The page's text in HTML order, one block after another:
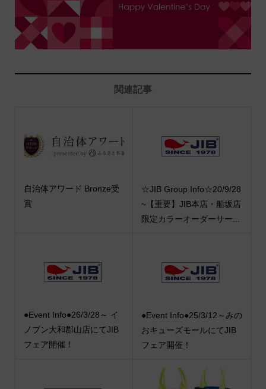
関連記事
自治体アワード Bronze受
賞
☆JIB Group Info☆20/9/28
~【重要】JIB本店・船坂店
限定カラーオーダーサー...
●Event Info●26/3/28～ イ
ノブン大和郡山店にてJIB
フェア開催！
●Event Info●25/3/12～みの
おキューズモールにてJIB
フェア開催！